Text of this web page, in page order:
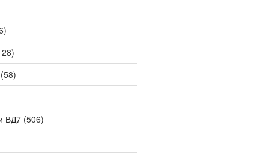
ВД7(506)